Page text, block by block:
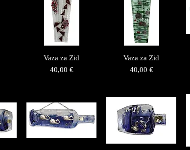
Vaza za Zid
Price
40,00 €
Vaza za Zid
Price
40,00 €